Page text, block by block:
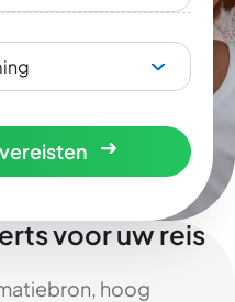
voor uw reis
hoog